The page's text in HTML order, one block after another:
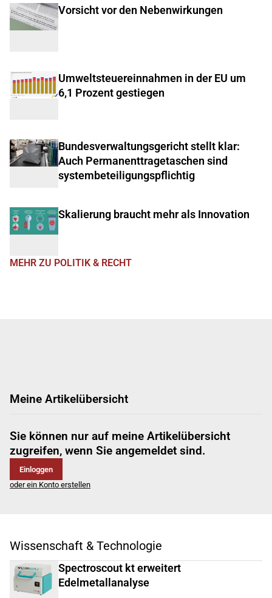
Vorsicht vor den Nebenwirkungen
Umweltsteuereinnahmen in der EU um
6,1 Prozent gestiegen
Bundesverwaltungsgericht stellt klar:
Auch Permanenttragetaschen sind
systembeteiligungspflichtig
Skalierung braucht mehr als Innovation
MEHR ZU POLITIK & RECHT
Meine Artikelübersicht
Sie können nur auf meine Artikelübersicht
zugreifen, wenn Sie angemeldet sind.
Einloggen
oder ein Konto erstellen
Wissenschaft & Technologie
Spectroscout kt erweitert
Edelmetallanalyse